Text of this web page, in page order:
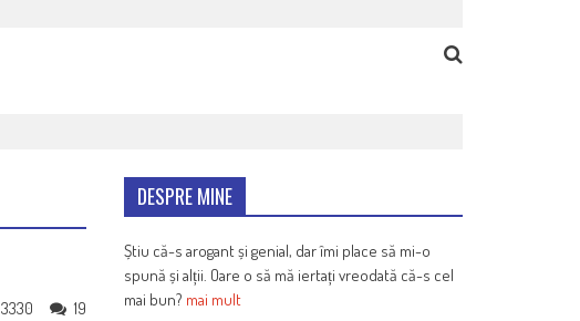
19
3330
DESPRE MINE
Știu că-s arogant și genial, dar îmi place să mi-o
spună și alții. Oare o să mă iertați vreodată că-s cel
mai bun? mai mult